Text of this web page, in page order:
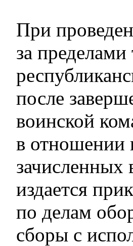
При
за
после
воинской
в отношении
зачисленных
издается
по делам
сборы с